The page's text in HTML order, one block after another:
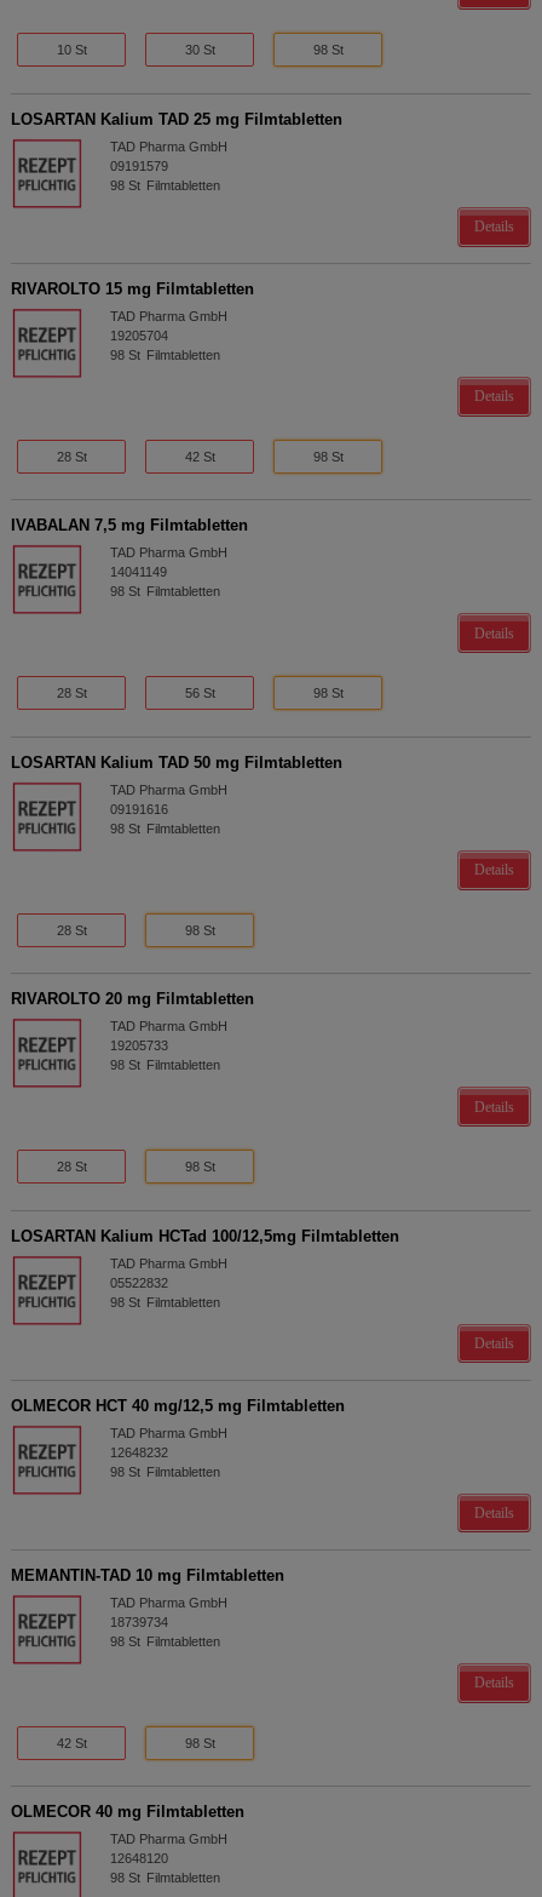
10 St 30 St 98 St
LOSARTAN Kalium TAD 25 mg Filmtabletten
TAD Pharma GmbH
09191579
98 St Filmtabletten
Details
RIVAROLTO 15 mg Filmtabletten
TAD Pharma GmbH
19205704
98 St Filmtabletten
Details
28 St 42 St 98 St
IVABALAN 7,5 mg Filmtabletten
TAD Pharma GmbH
14041149
98 St Filmtabletten
Details
28 St 56 St 98 St
LOSARTAN Kalium TAD 50 mg Filmtabletten
TAD Pharma GmbH
09191616
98 St Filmtabletten
Details
28 St 98 St
RIVAROLTO 20 mg Filmtabletten
TAD Pharma GmbH
19205733
98 St Filmtabletten
Details
28 St 98 St
LOSARTAN Kalium HCTad 100/12,5mg Filmtabletten
TAD Pharma GmbH
05522832
98 St Filmtabletten
Details
OLMECOR HCT 40 mg/12,5 mg Filmtabletten
TAD Pharma GmbH
12648232
98 St Filmtabletten
Details
MEMANTIN-TAD 10 mg Filmtabletten
TAD Pharma GmbH
18739734
98 St Filmtabletten
Details
42 St 98 St
OLMECOR 40 mg Filmtabletten
TAD Pharma GmbH
12648120
98 St Filmtabletten